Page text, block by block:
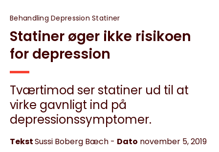
Behandling Depression Statiner
Statiner øger ikke risikoen
for depression
Tværtimod ser statiner ud til at
virke gavnligt ind på
depressionssymptomer.
TekstSussi Boberg Bæch - Dato november 5, 2019